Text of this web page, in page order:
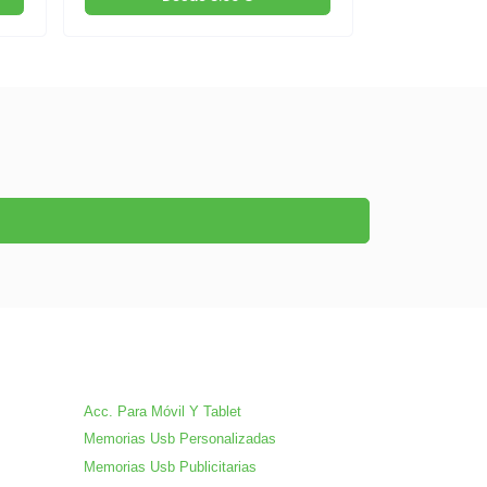
Acc. Para Móvil Y Tablet
Memorias Usb Personalizadas
Memorias Usb Publicitarias